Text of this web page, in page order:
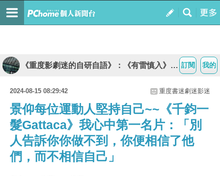
我的
訂閱
《重度影劇迷的自研自語》：《有雷慎入》站內影劇感想文都會提及情節及結局
2024-08-15 08:29:42 重度書迷劇迷影迷
景仰每位運動人堅持自己~~《千鈞一
髮Gattaca》我心中第一名片：「別
人告訴你你做不到，你便相信了他
們，而不相信自己」